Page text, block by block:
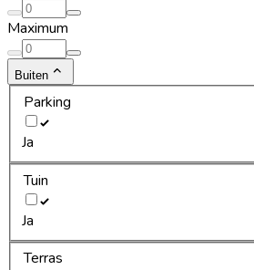
Maximum
Buiten
Parking
Ja
Tuin
Ja
Terras